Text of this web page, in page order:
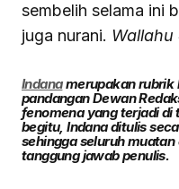
sembelih selama ini
juga nurani.
Indanamerupakan rubrik
pandangan Dewan
fenomena yang terjadi
begitu, Indana ditulis
sehingga seluruh
tanggung jawab penulis.